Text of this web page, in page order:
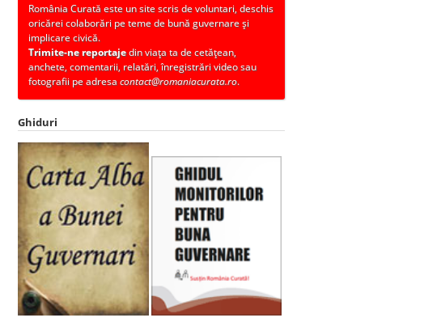
România Curată este un site scris de voluntari, deschis
oricărei colaborări pe teme de bună guvernare și
implicare civică.
Trimite-ne reportajedin viața ta de cetățean,
anchete, comentarii, relatări, înregistrări video sau
fotografii pe adresacontact@romaniacurata.ro.
Ghiduri